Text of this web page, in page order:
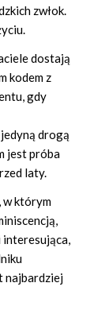
zwłok.
dostają
kodem z
gdy
drogą
jest próba
laty.
w którym
interesująca,
najbardziej